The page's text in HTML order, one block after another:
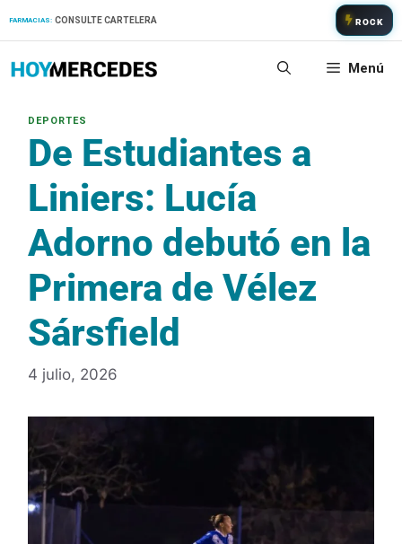
FARMACIAS: CONSULTE CARTELERA ROCK
Menú
De Estudiantes a
Liniers: Lucía
Adorno debutó en la
Primera de Vélez
Sársfield
4 julio, 2026